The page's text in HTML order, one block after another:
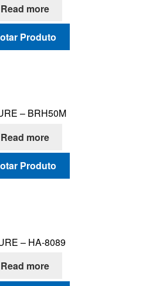
Read more
Produto
– BRH50M
Read more
Produto
– HA-8089
Read more